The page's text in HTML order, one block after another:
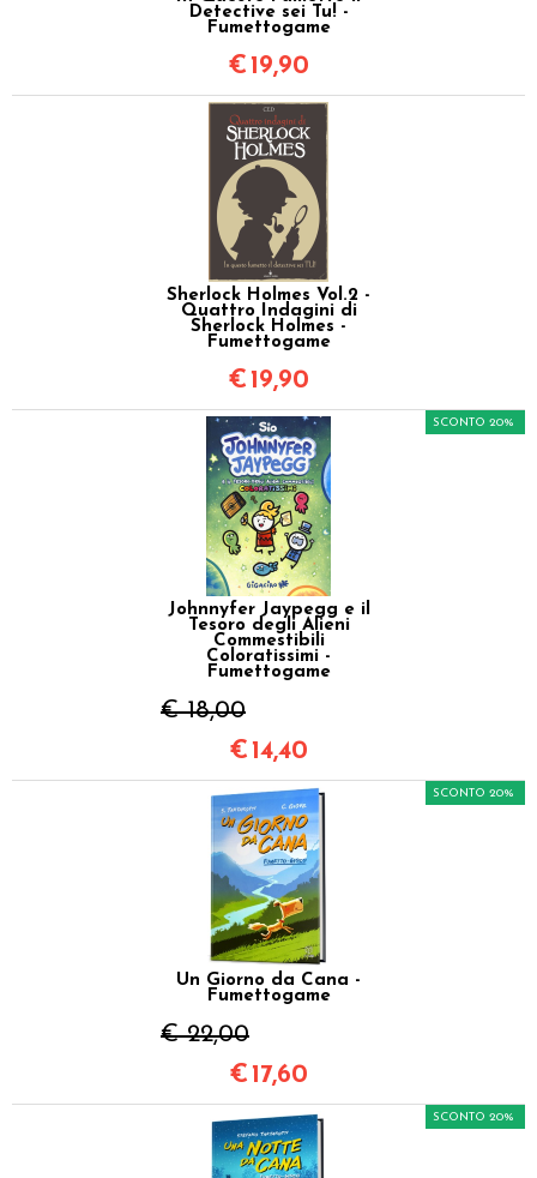
Detective sei Tu! -
Fumettogame
€ 19,90
Sherlock Holmes Vol.2 -
Quattro Indagini di
Sherlock Holmes -
Fumettogame
€ 19,90
Johnnyfer Jaypegg e il
Tesoro degli Alieni
Commestibili
Coloratissimi -
Fumettogame
€ 18,00
SCONTO 20%
€ 14,40
Un Giorno da Cana -
Fumettogame
€ 22,00
SCONTO 20%
€ 17,60
SCONTO 20%